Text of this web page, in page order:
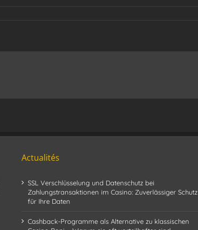
Actualités
SSL Verschlüsselung und Datenschutz bei
Zahlungstransaktionen im Casino: Zuverlässiger Schutz
für Ihre Daten
Cashback-Programme als Alternative zu klassischen